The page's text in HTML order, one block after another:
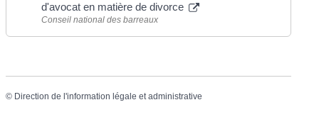
d'avocat en matière de divorce
Conseil national des barreaux
© Direction de l'information légale et administrative